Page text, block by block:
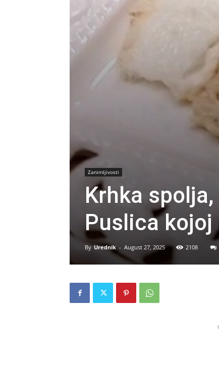
Zanimljivosti
Krhka
Puslica kojoj
By Urednik - August 27, 2025 2108